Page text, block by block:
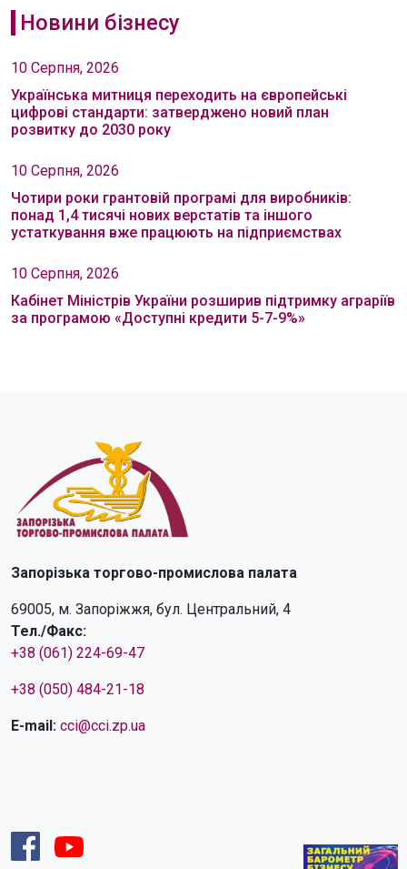
Новини бізнесу
10 Серпня, 2026
Українська митниця переходить на європейські
цифрові стандарти: затверджено новий план
розвитку до 2030 року
10 Серпня, 2026
Чотири роки грантовій програмі для виробників:
понад 1,4 тисячі нових верстатів та іншого
устаткування вже працюють на підприємствах
10 Серпня, 2026
Кабінет Міністрів України розширив підтримку аграріїв
за програмою «Доступні кредити 5-7-9%»
Запорізька торгово-промислова палата
69005, м. Запоріжжя, бул. Центральний, 4
Тел./Факс:
+38 (061) 224-69-47
+38 (050) 484-21-18
E-mail: cci@cci.zp.ua